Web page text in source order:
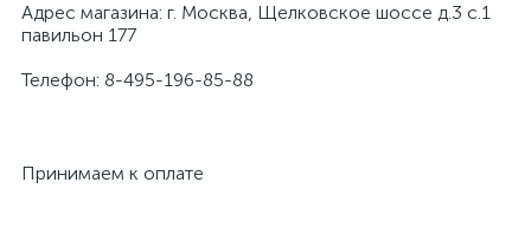
Адрес магазина: г. Москва, Щелковское шоссе д.3 с.1
павильон 177
Телефон: 8-495-196-85-88
Принимаем к оплате